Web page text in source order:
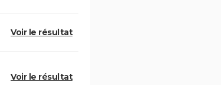
Voir le résultat
Voir le résultat